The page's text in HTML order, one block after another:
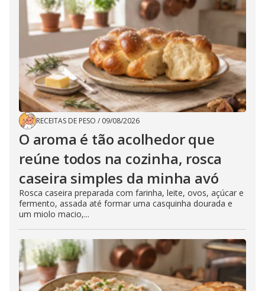
RECEITAS DE PESO / 09/08/2026
O aroma é tão acolhedor que
reúne todos na cozinha, rosca
caseira simples da minha avó
Rosca caseira preparada com farinha, leite, ovos, açúcar e
fermento, assada até formar uma casquinha dourada e
um miolo macio,...